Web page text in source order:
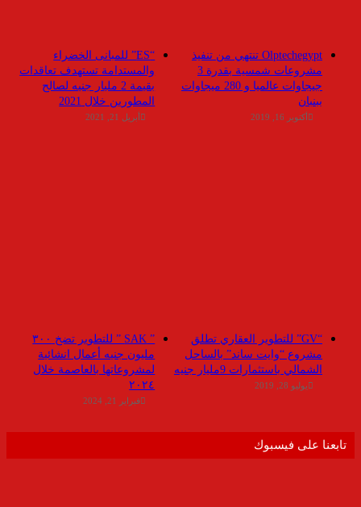
“ES” للمبانى الخضراء
والمستدامة تستهدف تعاقدات
بقيمة 2 مليار جنيه لصالح
المطورين خلال 2021
أبريل 21, 2021
Olptechegypt تنتهي من تنفيذ
مشروعات شمسية بقدرة 3
جيجاوات عالميا و 280 ميجاوات
ببنبان
أكتوبر 16, 2019
” SAK ” للتطوير تضخ ٣٠٠
مليون جنيه أعمال انشائية
لمشروعاتها بالعاصمة خلال
٢٠٢٤
فبراير 21, 2024
“GV” للتطوير العقاري تطلق
مشروع “وايت ساند” بالساحل
الشمالي باستثمارات 9مليار جنيه
يوليو 28, 2019
تابعنا على فيسبوك